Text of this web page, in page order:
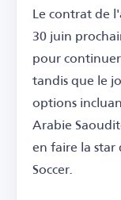
Le contrat de
30 juin
pour
tandis que le
options
Arabie
en faire la
Soccer.